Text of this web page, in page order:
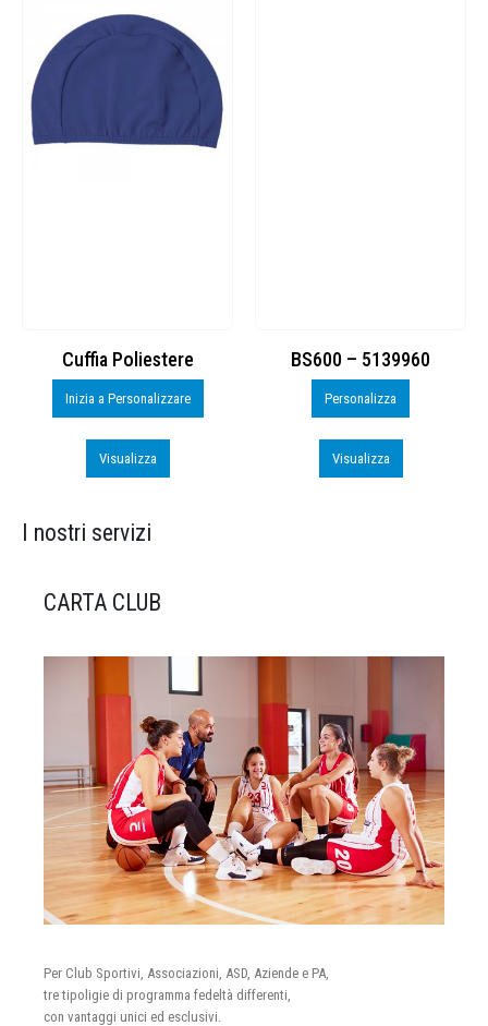
Cuffia Poliestere
Inizia a Personalizzare
Visualizza
BS600 – 5139960
Personalizza
Visualizza
I nostri servizi
CARTA CLUB
Per Club Sportivi, Associazioni, ASD, Aziende e PA,
tre tipoligie di programma fedeltà differenti,
con vantaggi unici ed esclusivi.